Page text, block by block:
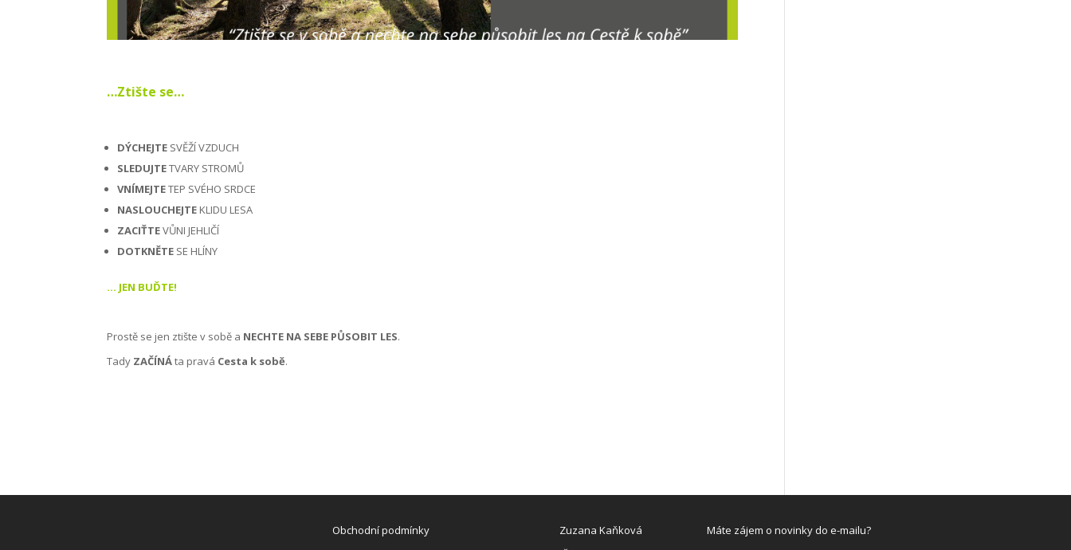
…Ztište se…
DÝCHEJTE SVĚŽÍ VZDUCH
SLEDUJTETVARY STROMŮ
VNÍMEJTETEP SVÉHO SRDCE
NASLOUCHEJTE KLIDU LESA
ZACIŤTEVŮNI JEHLIČÍ
DOTKNĚTE SE HLÍNY
… JEN BUĎTE!
Prostě se jen ztište v sobě a NECHTE NA SEBE PŮSOBIT LES.
Tady ZAČÍNÁta pravá Cesta k sobě.
Obchodní podmínky Zuzana Kaňková
Máte zájem o novinky do e-mailu?